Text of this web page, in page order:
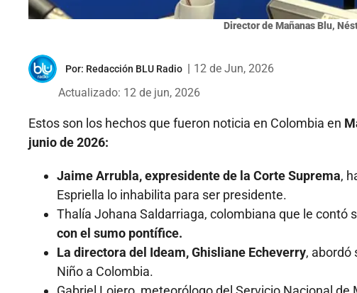
Director de Mañanas Blu,
Por: Redacción BLU Radio
12 de Jun, 2026
Actualizado: 12 de jun, 2026
Estos son los hechos que fueron noticia en Colombia en
junio de 2026:
Jaime Arrubla, expresidente de la Corte Suprema,
Espriella lo inhabilita para ser presidente.
Thalía Johana Saldarriaga, colombiana que le contó
con el sumo pontífice.
La directora del Ideam, Ghisliane Echeverry, abordó
Niño a Colombia.